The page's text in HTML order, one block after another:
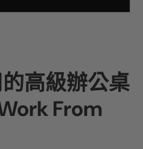
高級辦公桌
From